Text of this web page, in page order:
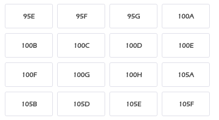
95E 95F 95G 100A
100B 100C 100D 100E
100F 100G 100H 105A
105B 105D 105E 105F